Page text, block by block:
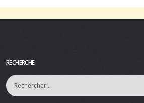
RECHERCHE